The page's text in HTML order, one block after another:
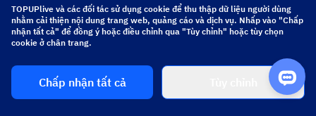
[email protected]
Theo dõi chúng tôi
Copyright 2026 SEA WHALE TECHNOLOGY PTE.LTD. All Rights Reserved.
TOPUPlive và các đối tác sử dụng cookie để thu thập dữ liệu người dùng
nhằm cải thiện nội dung trang web, quảng cáo và dịch vụ. Nhấp vào "Chấp
nhận tất cả" để đồng ý hoặc điều chỉnh qua "Tùy chỉnh" hoặc tùy chọn
cookie ở chân trang.
Chấp nhận tất cả